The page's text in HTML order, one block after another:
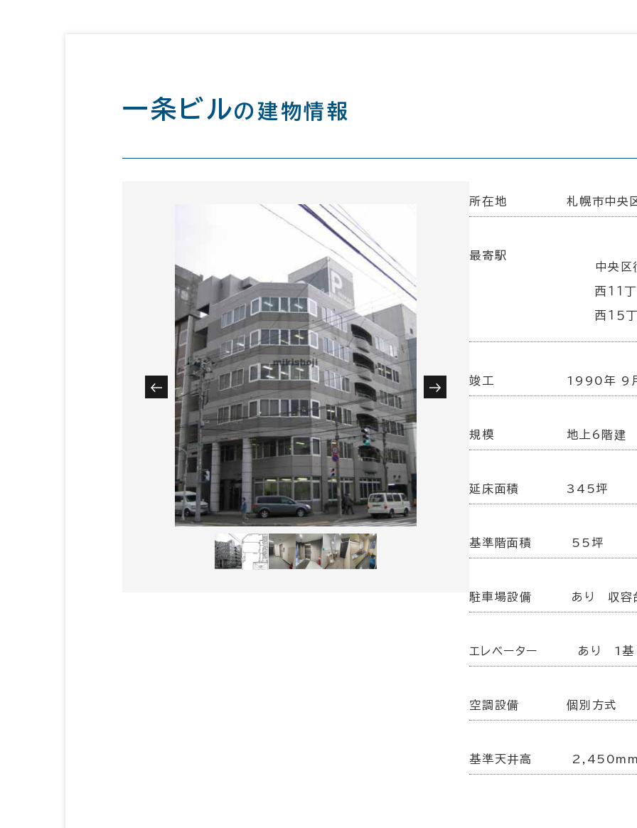
一条ビルの建物情報
所在地 札幌市中
最寄駅
中央
西１１
西１５
竣工 1990年 9
規模 地上6階建
延床面積 345坪
基準階面積 55坪
駐車場設備 あり 収容
エレベーター あり 1基
空調設備 個別方式
基準天井高